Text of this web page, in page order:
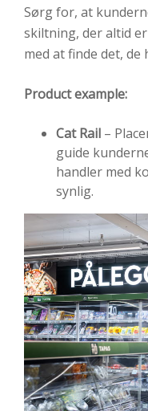
Sørgfor, at
skiltning, deraltid er
med atfinde det, de
Product example:
Cat Rail –
guide
handler med
synlig.